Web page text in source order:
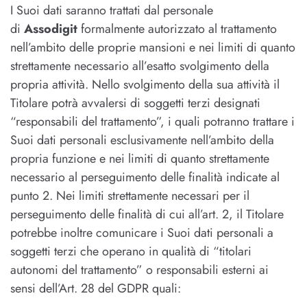
I Suoi dati saranno trattati dal personale
di Assodigitformalmente autorizzato al trattamento
nell’ambito delle proprie mansioni e nei limiti di quanto
strettamente necessario all’esatto svolgimento della
propria attività. Nello svolgimento della sua attività il
Titolare potrà avvalersi di soggetti terzi designati
“responsabili del trattamento”, i quali potranno trattare i
Suoi dati personali esclusivamente nell’ambito della
propria funzione e nei limiti di quanto strettamente
necessario al perseguimento delle finalità indicate al
punto 2. Nei limiti strettamente necessari per il
perseguimento delle finalità di cui all’art. 2, il Titolare
potrebbe inoltre comunicare i Suoi dati personali a
soggetti terzi che operano in qualità di “titolari
autonomi del trattamento” o responsabili esterni ai
sensi dell’Art. 28 del GDPR quali: